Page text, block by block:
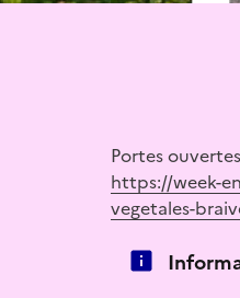
Portes
https://week-
vegetales-